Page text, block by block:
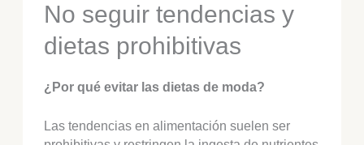
No seguir tendencias y
dietas prohibitivas
¿Por qué evitar las dietas de moda?
Las tendencias en alimentación suelen ser